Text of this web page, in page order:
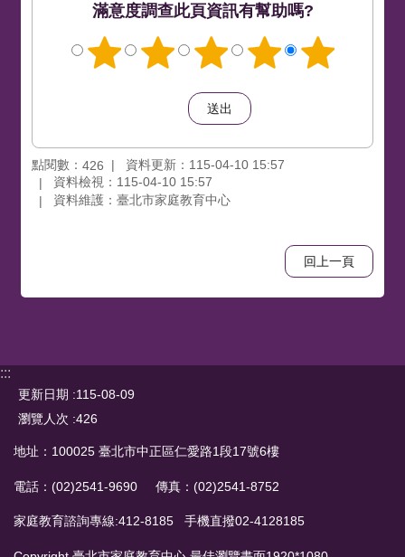
滿意度調查此頁資訊有幫助嗎?
點閱數： 426
資料更新：115-04-10 15:57
資料檢視：115-04-10 15:57
資料維護：臺北市家庭教育中心
回上一頁
:::
更新日期
115-08-09
瀏覽人次 426
地址：100025 臺北市中正區仁愛路1段17號6樓
電話：(02)2541-9690 傳真：(02)2541-8752
家庭教育諮詢專線:412-8185 手機直撥02-4128185